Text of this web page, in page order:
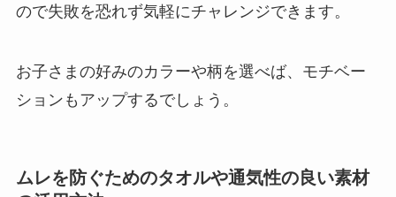
ので失敗を恐れず気軽にチャレンジできます。
お子さまの好みのカラーや柄を選べば、モチベー
ションもアップするでしょう。
ムレを防ぐためのタオルや通気性の良い素材